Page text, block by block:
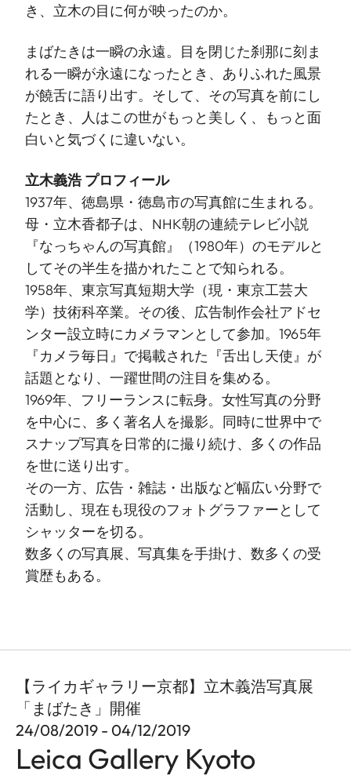
き、立木の目に何が映ったのか。
まばたきは一瞬の永遠。目を閉じた刹那に刻ま
れる一瞬が永遠になったとき、ありふれた風景
が饒舌に語り出す。そして、その写真を前にし
たとき、人はこの世がもっと美しく、もっと面
白いと気づくに違いない。
立木義浩 プロフィール
1937年、徳島県・徳島市の写真館に生まれる。
母・立木香都子は、NHK朝の連続テレビ小説
『なっちゃんの写真館』（1980年）のモデルと
してその半生を描かれたことで知られる。
1958年、東京写真短期大学（現・東京工芸大
学）技術科卒業。その後、広告制作会社アドセ
ンター設立時にカメラマンとして参加。1965年
『カメラ毎日』で掲載された『舌出し天使』が
話題となり、一躍世間の注目を集める。
1969年、フリーランスに転身。女性写真の分野
を中心に、多く著名人を撮影。同時に世界中で
スナップ写真を日常的に撮り続け、多くの作品
を世に送り出す。
その一方、広告・雑誌・出版など幅広い分野で
活動し、現在も現役のフォトグラファーとして
シャッターを切る。
数多くの写真展、写真集を手掛け、数多くの受
賞歴もある。
【ライカギャラリー京都】立木義浩写真展
「まばたき」開催
24/08/2019 - 04/12/2019
Leica Gallery Kyoto